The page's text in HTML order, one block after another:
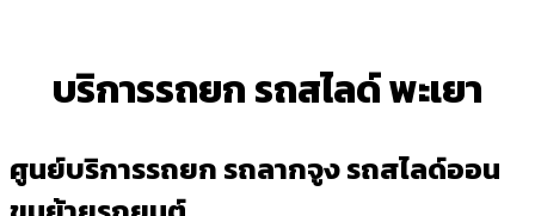
บริการรถยก รถสไลด์ พะเยา
ศูนย์บริการรถยก รถลากจูง รถสไลด์ออน